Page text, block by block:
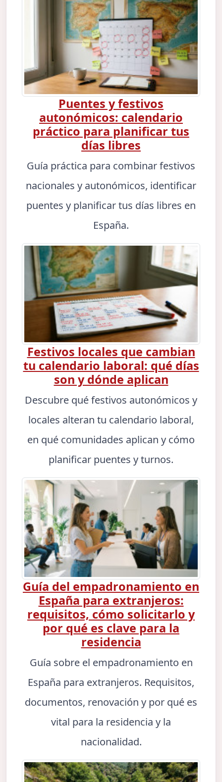
Puentes y festivos
autonómicos: calendario
práctico para planificar tus
días libres
Guía práctica para combinar festivos
nacionales y autonómicos, identificar
puentes y planificar tus días libres en
España.
Festivos locales que cambian
tu calendario laboral: qué días
son y dónde aplican
Descubre qué festivos autonómicos y
locales alteran tu calendario laboral,
en qué comunidades aplican y cómo
planificar puentes y turnos.
Guía del empadronamiento en
España para extranjeros:
requisitos, cómo solicitarlo y
por qué es clave para la
residencia
Guía sobre el empadronamiento en
España para extranjeros. Requisitos,
documentos, renovación y por qué es
vital para la residencia y la
nacionalidad.